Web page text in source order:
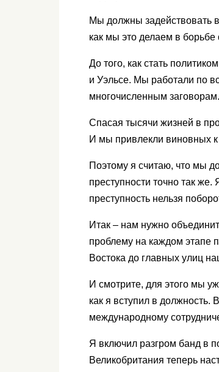
Мы должны задействовать
как мы это делаем в борьбе
До того, как стать
и Уэльсе. Мы работали по
многочисленным заговорам.
Спасая тысячи жизней в
И мы привлекли виновных к
Поэтому я считаю, что мы
преступности точно так
преступность нельзя
Итак – нам нужно
проблему на каждом этапе
Востока до главных улиц
И смотрите, для этого мы
как я вступил в должность.
международному
Я включил разгром банд в
Великобритания теперь